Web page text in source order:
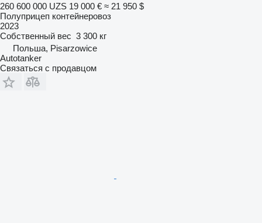
260 600 000 UZS 19 000 € ≈ 21 950 $
Полуприцеп контейнеровоз
2023
Собственный вес 3 300 кг
Польша, Pisarzowice
Autotanker
Связаться с продавцом